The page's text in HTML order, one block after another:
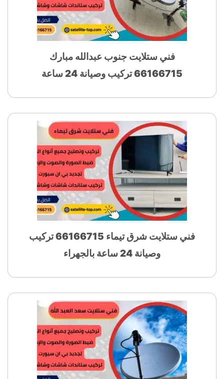
فني ستلايت جنوب عبدالله مبارك
66166715 تركيب وصيانة 24 ساعة
فني ستلايت شرق تيماء 66166715 تركيب
وصيانة 24 ساعة بالجهراء